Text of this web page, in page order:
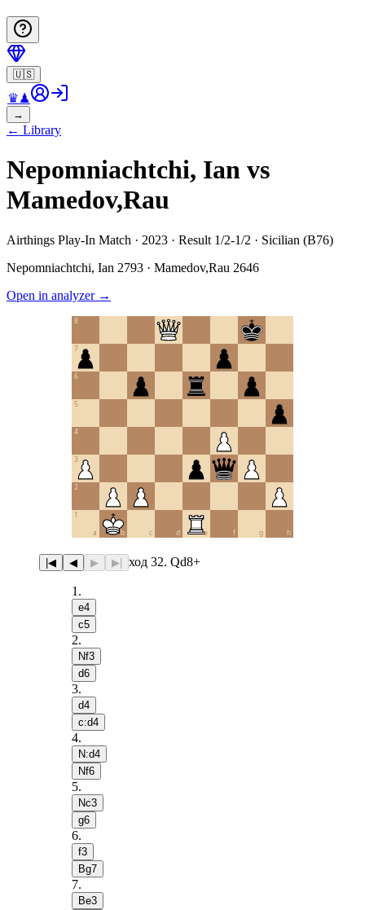
🇺🇸
♛♟
→
← Library
Nepomniachtchi, Ian vs
Mamedov,Rau
Airthings Play-In Match · 2023 · Result 1/2-1/2 · Sicilian (B76)
Nepomniachtchi, Ian 2793 · Mamedov,Rau 2646
Open in analyzer→
a b c d e f g h
1
2
3
4
5
6
7
8
|◀ ◀ ▶ ▶| ход 32. Qd8+
1 .
e4
c5
2.
Nf3
d6
3.
d4
c:d4
4.
N:d4
Nf6
5.
Nc3
g6
6.
f3
Bg7
7.
Be3